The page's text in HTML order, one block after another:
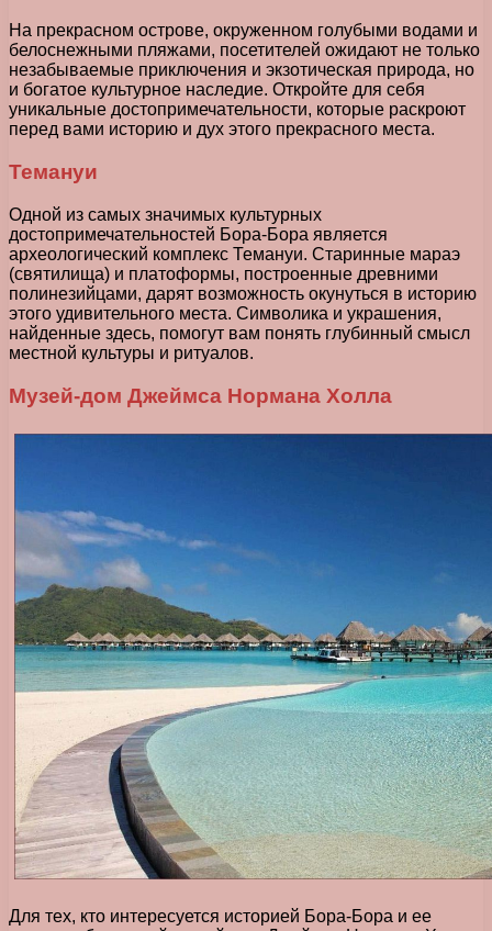
На прекрасном острове, окруженном голубыми водами и
белоснежными пляжами, посетителей ожидают не только
незабываемые приключения и экзотическая природа, но
и богатое культурное наследие. Откройте для себя
уникальные достопримечательности, которые раскроют
перед вами историю и дух этого прекрасного места.
Темануи
Одной из самых значимых культурных
достопримечательностей Бора-Бора является
археологический комплекс Темануи. Старинные мараэ
(святилища) и платоформы, построенные древними
полинезийцами, дарят возможность окунуться в историю
этого удивительного места. Символика и украшения,
найденные здесь, помогут вам понять глубинный смысл
местной культуры и ритуалов.
Музей-дом Джеймса Нормана Холла
Для тех, кто интересуется историей Бора-Бора и ее